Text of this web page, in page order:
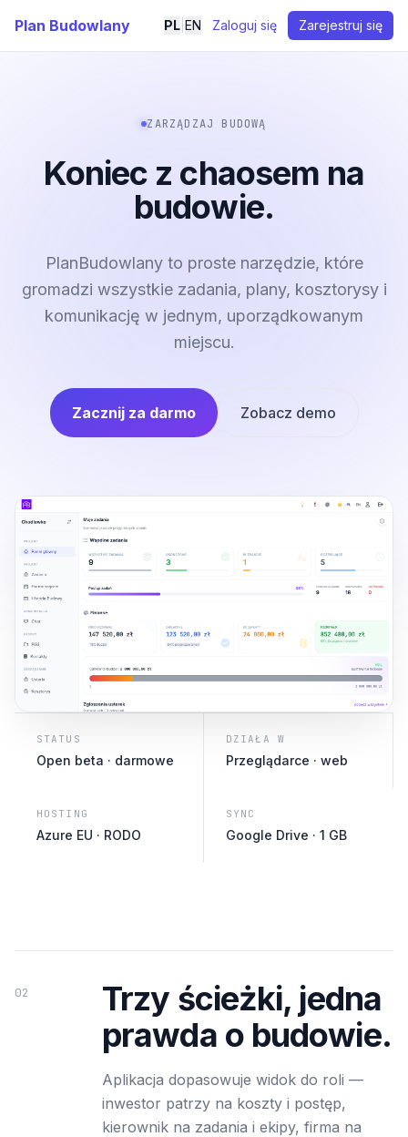
Plan Budowlany PL EN Zaloguj się Zarejestruj się
ZARZĄDZAJ BUDOWĄ
Koniec z chaosem na
budowie.
PlanBudowlany to proste narzędzie, które
gromadzi wszystkie zadania, plany, kosztorysy i
komunikację w jednym, uporządkowanym
miejscu.
Zacznij za darmo Zobacz demo
STATUS
Open beta · darmowe
DZIAŁA W
Przeglądarce · web
HOSTING
Azure EU · RODO
SYNC
Google Drive · 1 GB
02
Trzy ścieżki, jedna
prawda o budowie.
Aplikacja dopasowuje widok do roli —
inwestor patrzy na koszty i postęp,
kierownik na zadania i ekipy, firma na